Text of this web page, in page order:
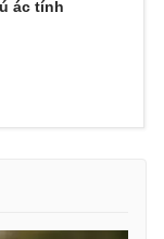
483/GP-BTTTT
ác tính